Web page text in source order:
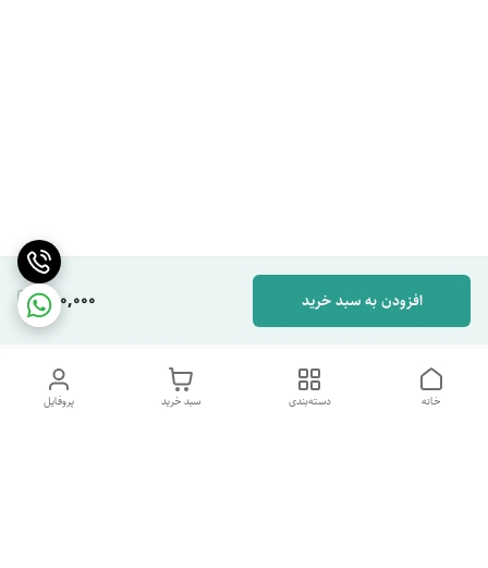
280,000 افزودن به سبد خرید
پروفایل سبد خرید دسته‌بندی خانه